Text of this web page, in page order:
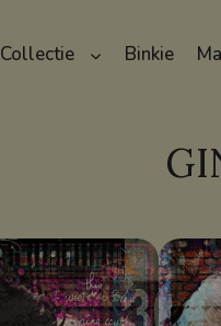
Collectie Binkie